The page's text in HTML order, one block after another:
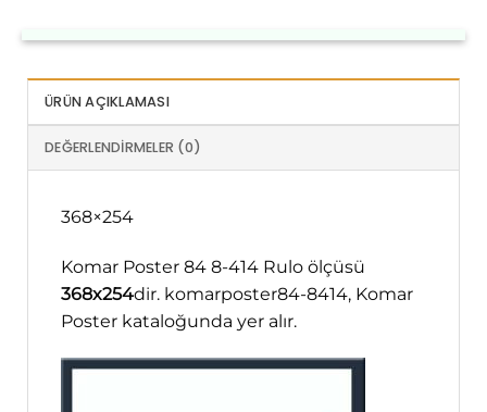
ÜRÜN AÇIKLAMASI
DEĞERLENDIRMELER (0)
368×254
Komar Poster 84 8-414 Rulo ölçüsü
368x254dir. komarposter84-8414, Komar
Poster kataloğunda yer alır.